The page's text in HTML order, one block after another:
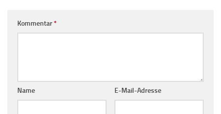
Kommentar*
Name E-Mail-Adresse